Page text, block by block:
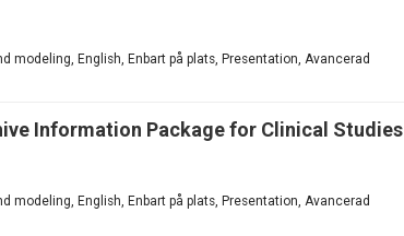
modeling, English, Enbart på plats, Presentation, Avancerad
Information Package for Clinical Studies
modeling, English, Enbart på plats, Presentation, Avancerad